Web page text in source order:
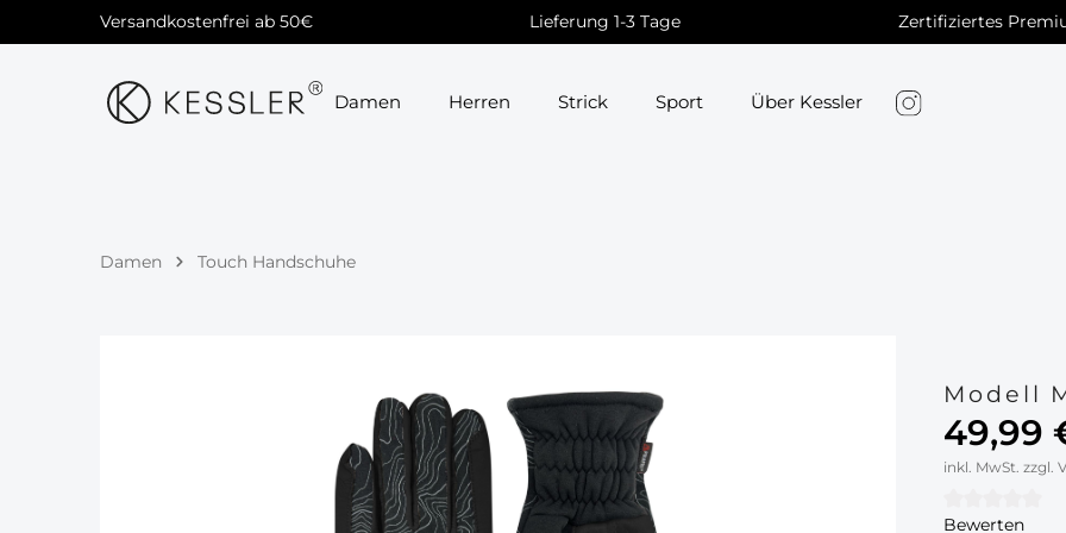
Hauptnavigation springen
Versandkostenfrei ab 50€ Lieferung 1-3 Tage Zertifiziertes
Damen Herren Strick Sport Über Kessler
Damen Touch Handschuhe
Modell
49,99
inkl. MwSt. zzgl.
Bewerten